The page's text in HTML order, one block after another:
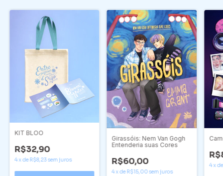
KIT BLOO
R$32,90
4xde R$8,23sem juros
Girassóis: Nem Van Gogh
Entenderia suas Cores
R$60,00
4xde R$15,00sem juros
4x